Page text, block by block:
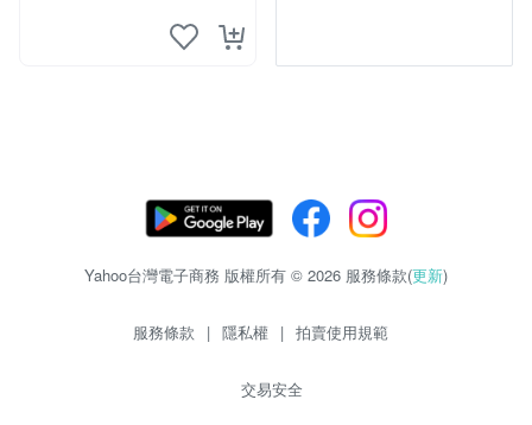
Yahoo台灣電子商務 版權所有 © 2026 服務條款(更新)
服務條款 | 隱私權 | 拍賣使用規範
交易安全